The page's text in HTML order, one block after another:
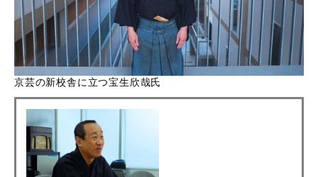
京芸の新校舎に立つ宝生欣哉氏